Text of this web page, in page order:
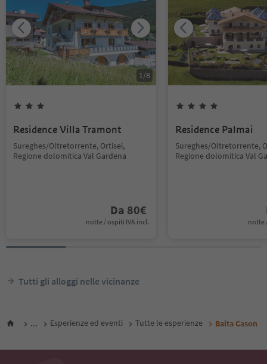
1/8
Residence Villa Tramont
Sureghes/Oltretorrente, Ortisei,
Regione dolomitica Val Gardena
Da 80€
notte / ospiti IVA incl.
Residence Palmai
Sureghes/Oltretorrente,
Regione dolomitica Val
notte
Tutti gli alloggi nelle vicinanze
... Esperienze ed eventi Tutte le esperienze Baita Cason